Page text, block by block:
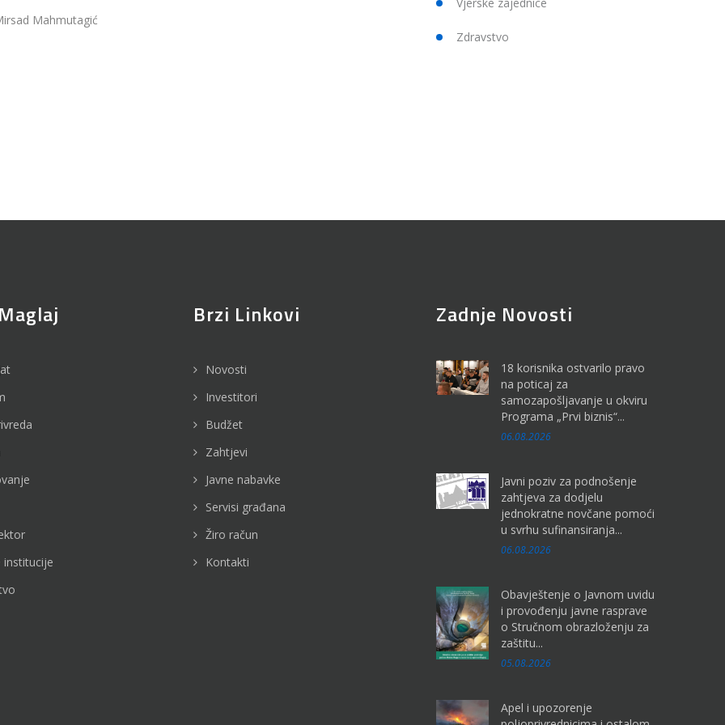
Mahmutagić
Zdravstvo
institucije
Brzi Linkovi
Novosti
Investitori
Budžet
Zahtjevi
Javne nabavke
Servisi građana
Žiro račun
Kontakti
Zadnje Novosti
18 korisnika ostvarilo pravo
na poticaj za
samozapošljavanje u okviru
Programa „Prvi biznis“...
06.08.2026
Javni poziv za podnošenje
zahtjeva za dodjelu
jednokratne novčane pomoći
u svrhu sufinansiranja...
06.08.2026
Obavještenje o Javnom uvidu
i provođenju javne rasprave
o Stručnom obrazloženju za
zaštitu...
05.08.2026
Apel i upozorenje